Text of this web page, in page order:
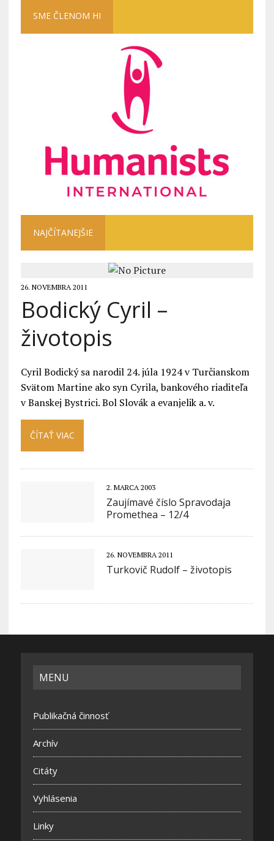
SME ČLENOM HI
NAJČÍTANEJŠIE
26. NOVEMBRA 2011
Bodický Cyril –
životopis
Cyril Bodický sa narodil 24. júla 1924 v Turčianskom
Svätom Martine ako syn Cyrila, bankového riaditeľa
v Banskej Bystrici. Bol Slovák a evanjelik a. v.
ČÍTAŤ VIAC
2. MARCA 2003
Zaujímavé číslo Spravodaja
Promethea – 12/4
26. NOVEMBRA 2011
Turkovič Rudolf – životopis
MENU
Publikačná činnosť
Archív
Citáty
Vyhlásenia
Linky